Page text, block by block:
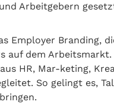
Arbeitgebern
Employer Branding,
auf dem
HR, Mar-keting,
So gelingt es,